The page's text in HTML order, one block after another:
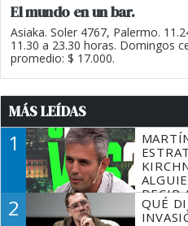
El mundo en un bar.
Asiaka. Soler 4767, Palermo.
11.30 a 23.30 horas. Domingos
promedio: $ 17.000.
MÁS LEÍDAS
1
DECIR
TIENE
2
QUÉ